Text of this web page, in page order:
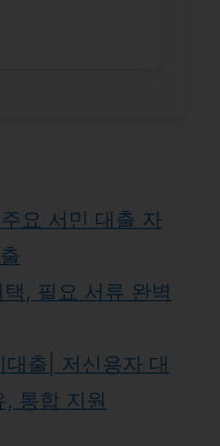
요 서민 대출 자
, 필요 서류 완벽
출| 저신용자 대
통합 지원